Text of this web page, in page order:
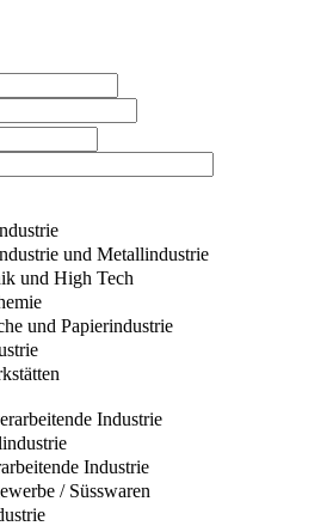
und Metallindustrie
und High Tech
und Papierindustrie
Industrie
Industrie
/ Süsswaren